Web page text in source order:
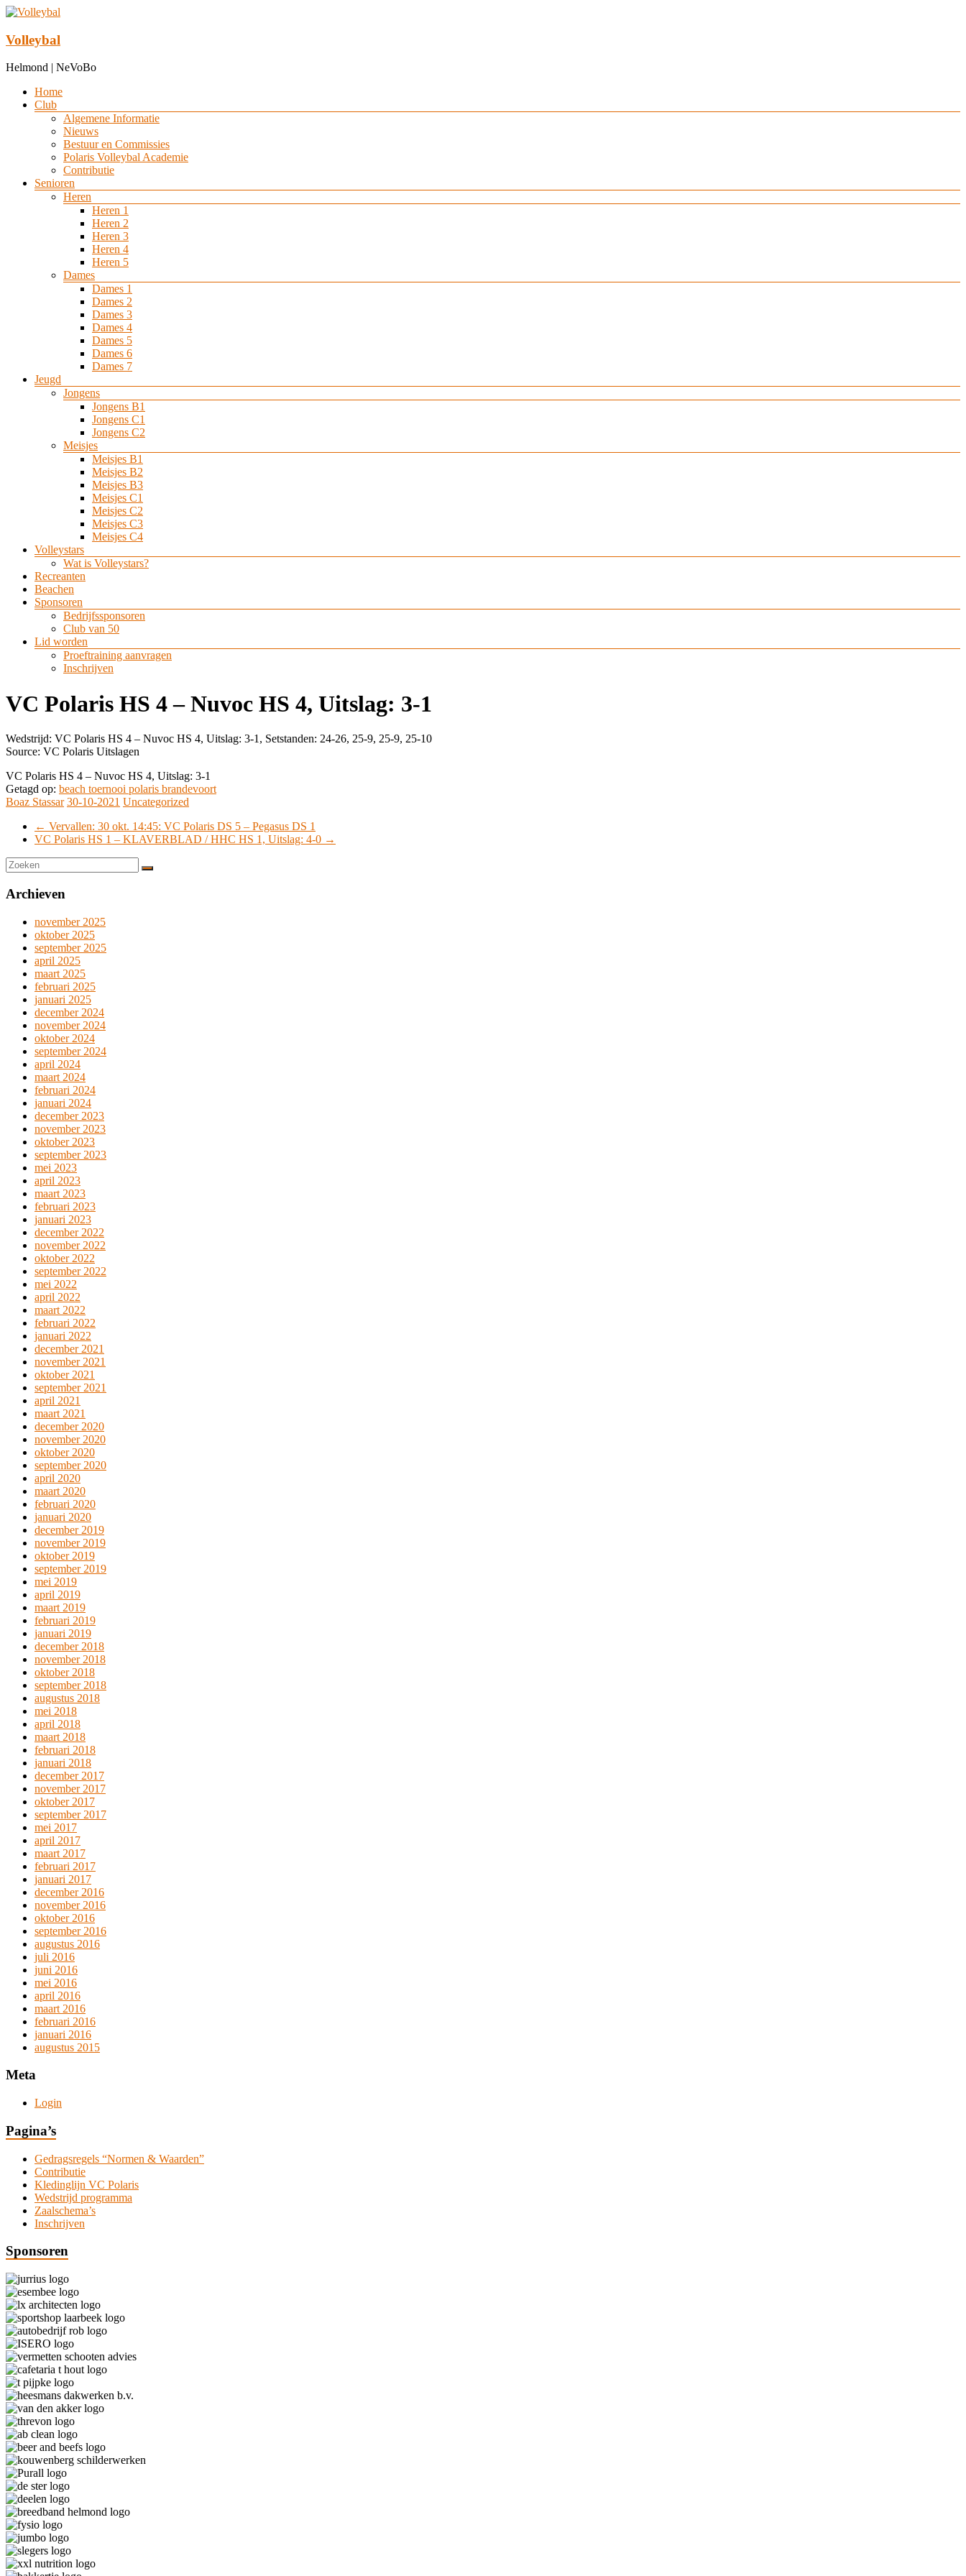
Ga
de
inhoud
Volleybal
Helmond | NeVoBo
Menu
Home
Club
Algemene Informatie
Nieuws
Bestuur en Commissies
Polaris Volleybal Academie
Contributie
Senioren
Heren
Heren 1
Heren 2
Heren 3
Heren 4
Heren 5
Dames
Dames 1
Dames 2
Dames 3
Dames 4
Dames 5
Dames 6
Dames 7
Jeugd
Jongens
Jongens B1
Jongens C1
Jongens C2
Meisjes
Meisjes B1
Meisjes B2
Meisjes B3
Meisjes C1
Meisjes C2
Meisjes C3
Meisjes C4
Volleystars
Wat is Volleystars?
Recreanten
Beachen
Sponsoren
Bedrijfssponsoren
Club van 50
Lid worden
Proeftraining aanvragen
Inschrijven
VC Polaris HS 4 – Nuvoc HS 4, Uitslag: 3-1
Wedstrijd: VC Polaris HS 4 – Nuvoc HS 4, Uitslag: 3-1, Setstanden: 24-26, 25-9, 25-9, 25-10
Source: VC Polaris Uitslagen
VC Polaris HS 4 – Nuvoc HS 4, Uitslag: 3-1
Getagd op: beach toernooi polaris brandevoort
Boaz Stassar 30-10-2021 Uncategorized
← Vervallen: 30 okt. 14:45: VC Polaris DS 5 – Pegasus DS 1
VC Polaris HS 1 – KLAVERBLAD / HHC HS 1, Uitslag: 4-0 →
Archieven
november 2025
oktober 2025
september 2025
april 2025
maart 2025
februari 2025
januari 2025
december 2024
november 2024
oktober 2024
september 2024
april 2024
maart 2024
februari 2024
januari 2024
december 2023
november 2023
oktober 2023
september 2023
mei 2023
april 2023
maart 2023
februari 2023
januari 2023
december 2022
november 2022
oktober 2022
september 2022
mei 2022
april 2022
maart 2022
februari 2022
januari 2022
december 2021
november 2021
oktober 2021
september 2021
april 2021
maart 2021
december 2020
november 2020
oktober 2020
september 2020
april 2020
maart 2020
februari 2020
januari 2020
december 2019
november 2019
oktober 2019
september 2019
mei 2019
april 2019
maart 2019
februari 2019
januari 2019
december 2018
november 2018
oktober 2018
september 2018
augustus 2018
mei 2018
april 2018
maart 2018
februari 2018
januari 2018
december 2017
november 2017
oktober 2017
september 2017
mei 2017
april 2017
maart 2017
februari 2017
januari 2017
december 2016
november 2016
oktober 2016
september 2016
augustus 2016
juli 2016
juni 2016
mei 2016
april 2016
maart 2016
februari 2016
januari 2016
augustus 2015
Meta
Login
Pagina’s
Gedragsregels “Normen & Waarden”
Contributie
Kledinglijn VC Polaris
Wedstrijd programma
Zaalschema’s
Inschrijven
Sponsoren